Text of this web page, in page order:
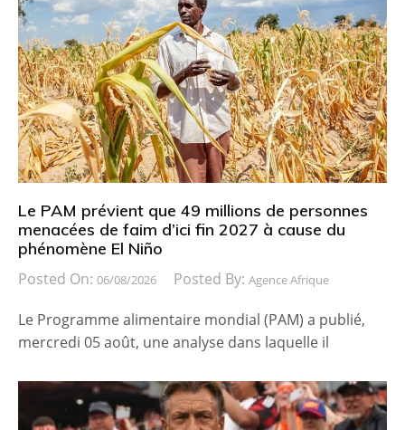
Le PAM prévient que 49 millions de personnes
menacées de faim d’ici fin 2027 à cause du
phénomène El Niño
Posted On: 06/08/2026 Posted By: Agence Afrique
Le Programme alimentaire mondial (PAM) a publié,
mercredi 05 août, une analyse dans laquelle il